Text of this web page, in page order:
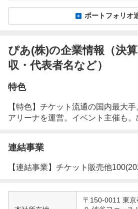
ポートフォリオ
ぴあ(株)の企業情報（決
収・代表者名など）
特色
【特色】チケット流通の国内最大
アリーナを運営。イベント主催も。
連結事業
【連結事業】チケット販売他
企
〒150-0011 東京